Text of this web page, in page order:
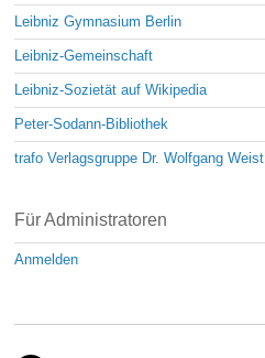
Leibniz Gymnasium Berlin
Leibniz-Gemeinschaft
Leibniz-Sozietät auf Wikipedia
Peter-Sodann-Bibliothek
trafo Verlagsgruppe Dr. Wolfgang Weist
Für Administratoren
Anmelden